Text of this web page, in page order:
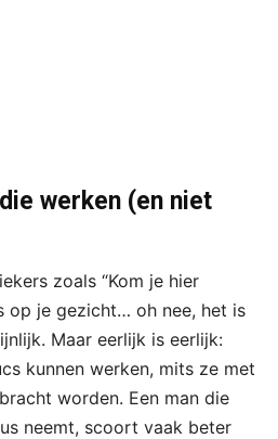
werken (en niet
zoals “Kom je hier
op je gezicht… oh nee, het is
Maar eerlijk is eerlijk:
kunnen werken, mits ze met
worden. Een man die
neemt, scoort vaak beter